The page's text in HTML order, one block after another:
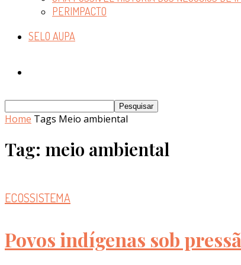
PERIMPACTO
SELO AUPA
Home Tags Meio ambiental
Tag: meio ambiental
ECOSSISTEMA
Povos indígenas sob